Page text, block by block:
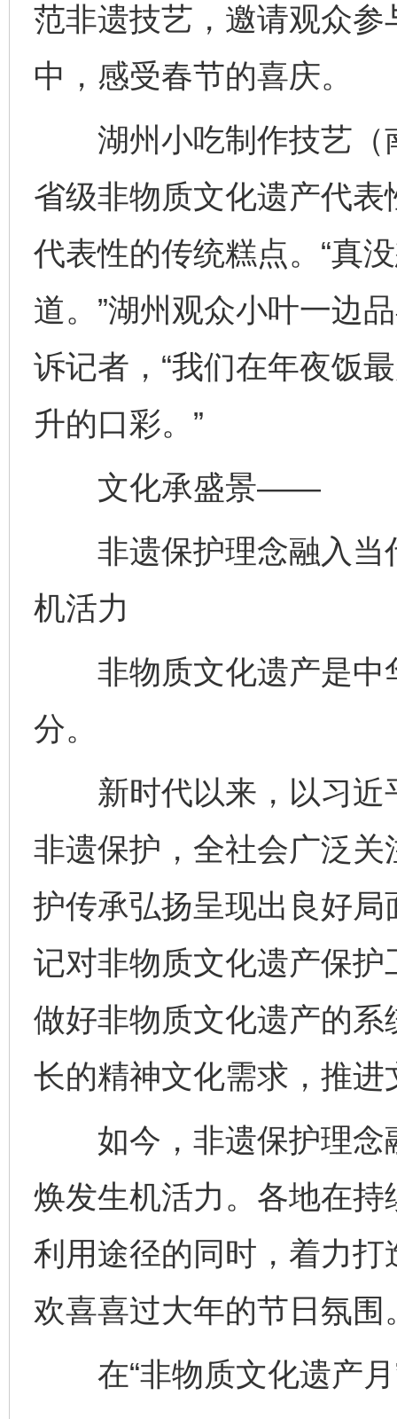
范非遗技艺，邀请观众
中，感受春节的喜庆。
湖州小吃制作技艺（
省级非物质文化遗产代
代表性的传统糕点。“真
道。”湖州观众小叶一边
诉记者，“我们在年夜饭
升的口彩。”
文化承盛景——
非遗保护理念融入当
机活力
非物质文化遗产是中
分。
新时代以来，以习近
非遗保护，全社会广泛
护传承弘扬呈现出良好
记对非物质文化遗产保
做好非物质文化遗产的
长的精神文化需求，推进
如今，非遗保护理念
焕发生机活力。各地在
利用途径的同时，着力
欢喜喜过大年的节日氛围
在“非物质文化遗产